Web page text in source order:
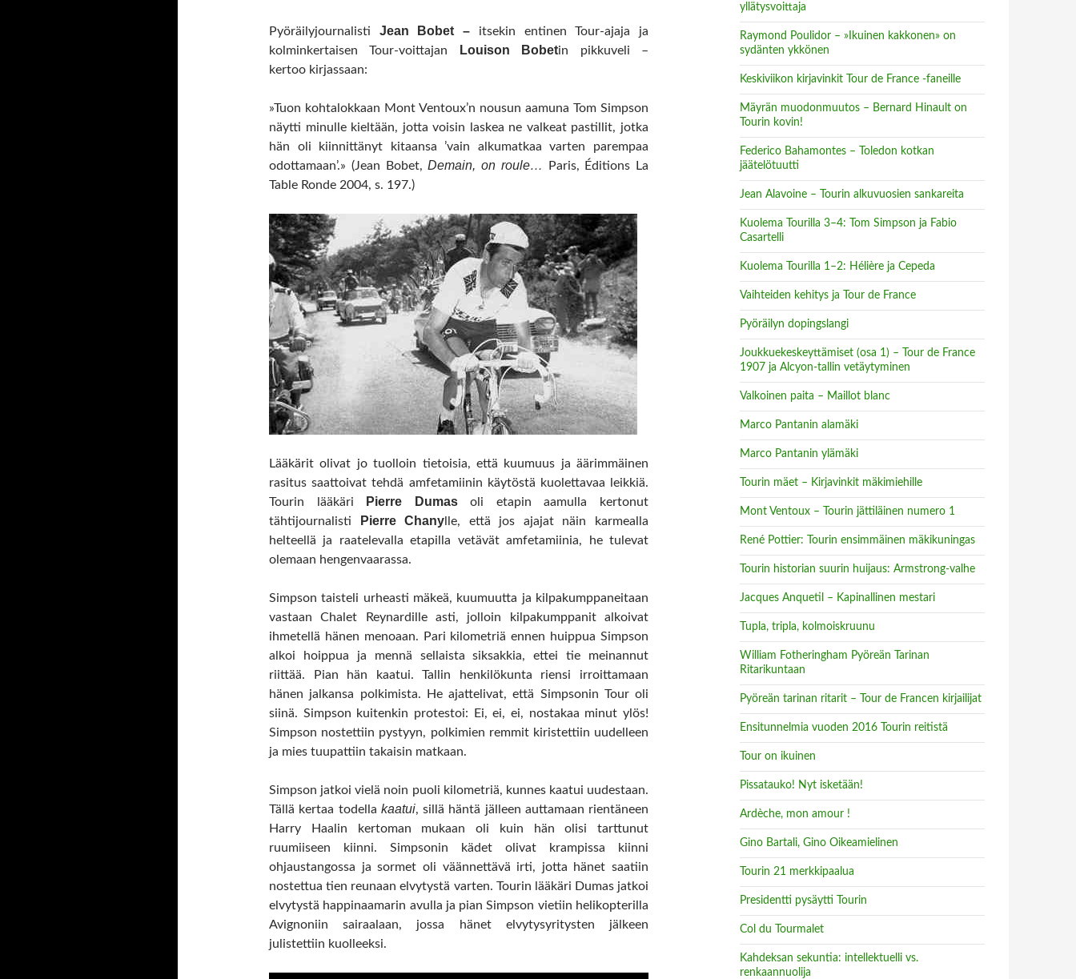
Pyöräilyjournalisti Jean Bobet –
itsekin entinen Tour-ajaja ja
kolminkertaisen Tour-voittajan
Louison Bobetin pikkuveli –
kertoo kirjassaan:
»Tuon kohtalokkaan Mont Ventoux’n nousun aamuna Tom Simpson
näytti minulle kieltään, jotta voisin laskea ne valkeat pastillit, jotka
hän oli kiinnittänyt kitaansa ’vain alkumatkaa varten parempaa
odottamaan’.» (Jean Bobet, Demain, on roule…
Paris, Éditions La
Table Ronde 2004, s. 197.)
Lääkärit olivat jo tuolloin tietoisia, että kuumuus ja äärimmäinen
rasitus saattoivat tehdä amfetamiinin käytöstä kuolettavaa leikkiä.
Tourin lääkäri
Pierre Dumasoli etapin aamulla kertonut
tähtijournalisti
Pierre Chany lle, että jos ajajat näin karmealla
helteellä ja raatelevalla etapilla vetävät amfetamiinia, he tulevat
olemaan hengenvaarassa.
Simpson taisteli urheasti mäkeä, kuumuutta ja kilpakumppaneitaan
vastaan Chalet Reynardille asti, jolloin kilpakumppanit alkoivat
ihmetellä hänen menoaan. Pari kilometriä ennen huippua Simpson
alkoi hoippua ja mennä sellaista siksakkia, ettei tie meinannut
riittää. Pian hän kaatui. Tallin henkilökunta riensi irroittamaan
hänen jalkansa polkimista. He ajattelivat, että Simpsonin Tour oli
siinä. Simpson kuitenkin protestoi: Ei, ei, ei, nostakaa minut ylös!
Simpson nostettiin pystyyn, polkimien remmit kiristettiin uudelleen
ja mies tuupattiin takaisin matkaan.
Simpson jatkoi vielä noin puoli kilometriä, kunnes kaatui uudestaan.
Tällä kertaa todella kaatui, sillä häntä jälleen auttamaan rientäneen
Harry Haalin kertoman mukaan oli kuin hän olisi tarttunut
ruumiiseen kiinni. Simpsonin kädet olivat krampissa kiinni
ohjaustangossa ja sormet oli väännettävä irti, jotta hänet saatiin
nostettua tien reunaan elvytystä varten. Tourin lääkäri Dumas jatkoi
elvytystä happinaamarin avulla ja pian Simpson vietiin helikopterilla
Avignoniin sairaalaan, jossa hänet elvytysyritysten jälkeen
julistettiin kuolleeksi.
yllätysvoittaja
Raymond Poulidor – »Ikuinen kakkonen» on
sydänten ykkönen
Keskiviikon kirjavinkit Tour de France -faneille
Mäyrän muodonmuutos – Bernard Hinault on
Tourin kovin!
Federico Bahamontes – Toledon kotkan
jäätelötuutti
Jean Alavoine – Tourin alkuvuosien sankareita
Kuolema Tourilla 3–4: Tom Simpson ja Fabio
Casartelli
Kuolema Tourilla 1–2: Hélière ja Cepeda
Vaihteiden kehitys ja Tour de France
Pyöräilyn dopingslangi
Joukkuekeskeyttämiset (osa 1) – Tour de France
1907 ja Alcyon-tallin vetäytyminen
Valkoinen paita – Maillot blanc
Marco Pantanin alamäki
Marco Pantanin ylämäki
Tourin mäet – Kirjavinkit mäkimiehille
Mont Ventoux – Tourin jättiläinen numero 1
René Pottier: Tourin ensimmäinen mäkikuningas
Tourin historian suurin huijaus: Armstrong-valhe
Jacques Anquetil – Kapinallinen mestari
Tupla, tripla, kolmoiskruunu
William Fotheringham Pyöreän Tarinan
Ritarikuntaan
Pyöreän tarinan ritarit – Tour de Francen kirjailijat
Ensitunnelmia vuoden 2016 Tourin reitistä
Tour on ikuinen
Pissatauko! Nyt isketään!
Ardèche, mon amour !
Gino Bartali, Gino Oikeamielinen
Tourin 21 merkkipaalua
Presidentti pysäytti Tourin
Col du Tourmalet
Kahdeksan sekuntia: intellektuelli vs.
renkaannuolija